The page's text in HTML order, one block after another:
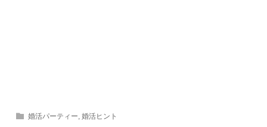
婚活パーティー ,婚活ヒント